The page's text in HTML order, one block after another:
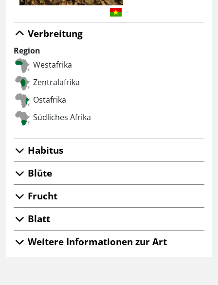
Verbreitung
Region
Westafrika
Zentralafrika
Ostafrika
Südliches Afrika
Habitus
Blüte
Frucht
Blatt
Weitere Informationen zur Art